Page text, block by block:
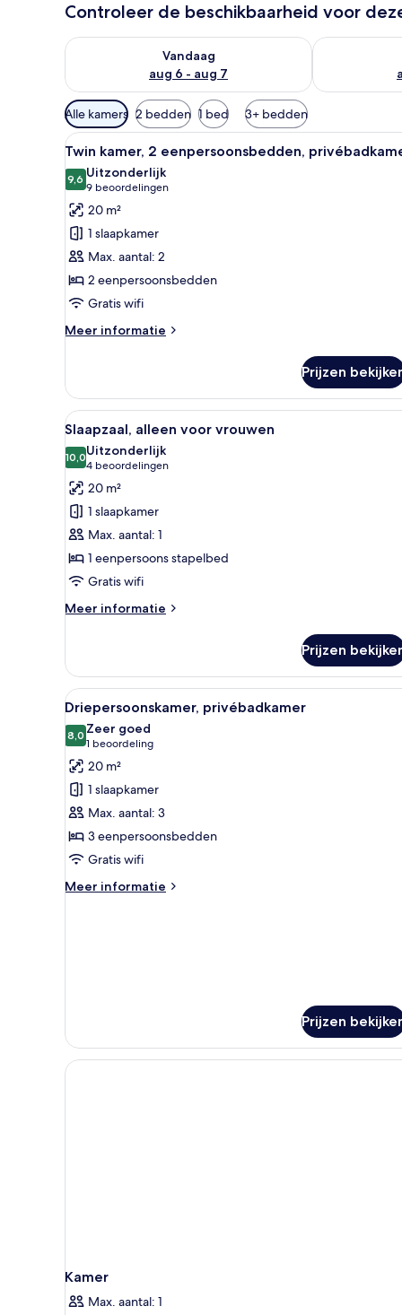
Controleer de beschikbaarheid voor
Vandaag
aug 6 - aug 7
De beschikbaarheid controleren voor vanavond aug
De
Beschikbare
filters
voor
kamers
Alle kamers 2 bedden 1 bed 3+ bedden
Alle
foto's
voor
Twin
kamer,
2
eenpersoonsbedden,
privébadkamer
laden
Een kamer met twee bedden,
7
Twin kamer, 2 eenpersoonsbedden,
9,69,6 van 10
Uitzonderlijk
9 beoordelingen
(9
beoordelingen)
20 m²
1 slaapkamer
Max. aantal: 2
2 eenpersoonsbedden
Gratis wifi
Meer informatie
Meer
kamer,
eenpersoonsbedden,
privébadkamer
Prijzen
Alle
foto's
voor
Slaapzaal,
alleen
voor
vrouwen
laden
Een stapelbed met een gele
7
Slaapzaal, alleen voor vrouwen
10,010,0 van 10
Uitzonderlijk
4 beoordelingen
(4
beoordelingen)
20 m²
1 slaapkamer
Max. aantal: 1
1 eenpersoons stapelbed
Gratis wifi
Meer informatie
Meer
alleen
voor
vrouwen
Prijzen
Alle
foto's
voor
Driepersoonskamer,
privébadkamer
laden
Een moderne slaapkamer
5
Driepersoonskamer, privébadkamer
8,08,0 van 10
Zeer goed
1 beoordeling
(1
beoordeling)
20 m²
1 slaapkamer
Max. aantal: 3
3 eenpersoonsbedden
Gratis wifi
Meer informatie
Meer
Prijzen
Kamer
Max. aantal: 1